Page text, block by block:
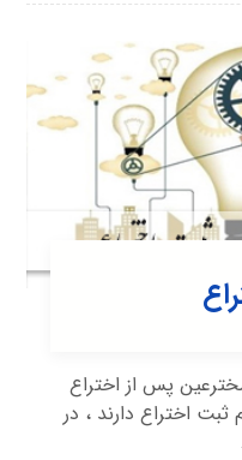
پس از اختراع
ثبت اختراع دارند ، در